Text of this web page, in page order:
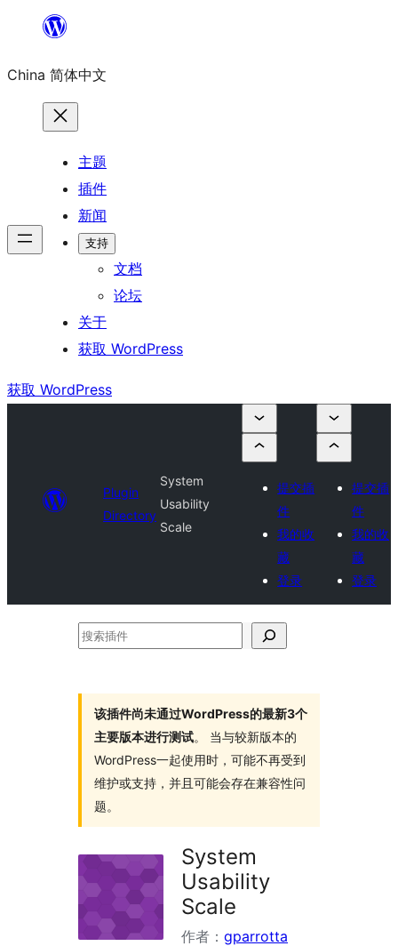
内
China 简体中文
主题
插件
新闻
支持
文档
论坛
关于
获取 WordPress
获取 WordPress
Plugin
Directory
System
Usability
Scale
提交插
件
我的收
藏
登录
提交插
件
我的收
藏
登录
搜
该插件尚未通过WordPress的最新3个
主要版本进行测试。 当与较新版本的
WordPress一起使用时，可能不再受到
维护或支持，并且可能会存在兼容性问
题。
System
Usability
Scale
作者： gparrotta